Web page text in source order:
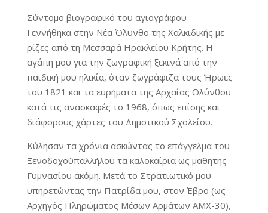
Σύντομο βιογραφικό του αγιογράφου
Γεννήθηκα στην Νέα Όλυνθο της Χαλκιδικής με
ρίζες από τη Μεσσαρά Ηρακλείου Κρήτης. Η
αγάπη μου για την ζωγραφική ξεκινά από την
παιδική μου ηλικία, όταν ζωγράφιζα τους Ήρωες
του 1821 και τα ευρήματα της Αρχαίας Ολύνθου
κατά τις ανασκαφές το 1968, όπως επίσης και
διάφορους χάρτες του Δημοτικού Σχολείου.
Κύλησαν τα χρόνια ασκώντας το επάγγελμα του
Ξενοδοχοϋπαλλήλου τα καλοκαίρια ως μαθητής
Γυμνασίου ακόμη. Μετά το Στρατιωτικό μου
υπηρετώντας την Πατρίδα μου, στον Έβρο (ως
Αρχηγός Πληρώματος Μέσων Αρμάτων ΑΜΧ-30),